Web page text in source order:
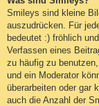
Smileys sind kleine
auszudrücken. Für
bedeutet :) fröhlich
Verfassen eines
zu häufig zu
und ein Moderator
überarbeiten oder gar
auch die Anzahl der